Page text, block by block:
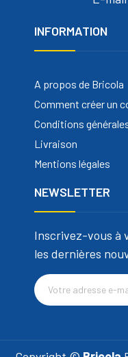
INFORMATION
A propos de Bricola
Comment créer un
Conditions
Livraison
Mentions légales
NEWSLETTER
Inscrivez-vous à
les dernières